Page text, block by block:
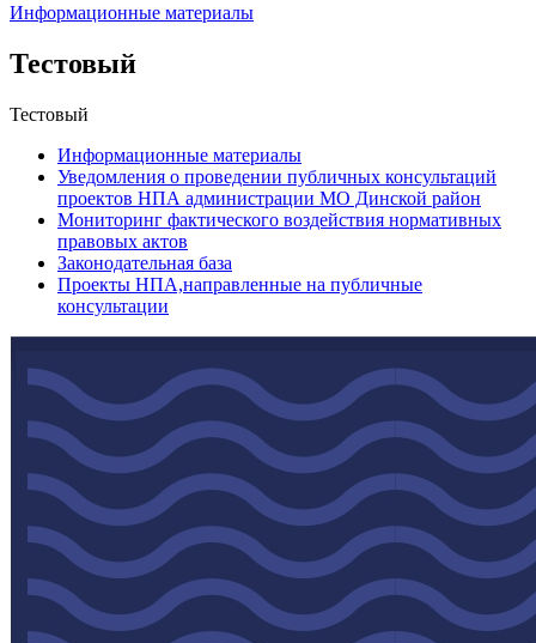
Информационные материалы
Тестовый
Тестовый
Информационные материалы
Уведомления о проведении публичных консультаций
проектов НПА администрации МО Динской район
Мониторинг фактического воздействия нормативных
правовых актов
Законодательная база
Проекты НПА,направленные на публичные
консультации